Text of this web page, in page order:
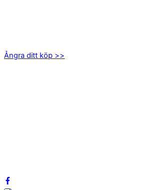
Ångra ditt köp >>